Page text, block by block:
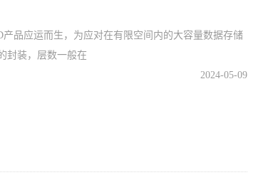
品应运而生，为应对在有限空间内的大容量数据存储
封装，层数一般在
2024-05-09